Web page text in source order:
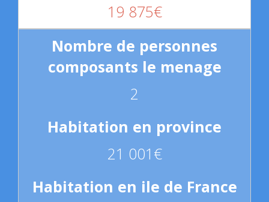
19 875€
2
21 001€